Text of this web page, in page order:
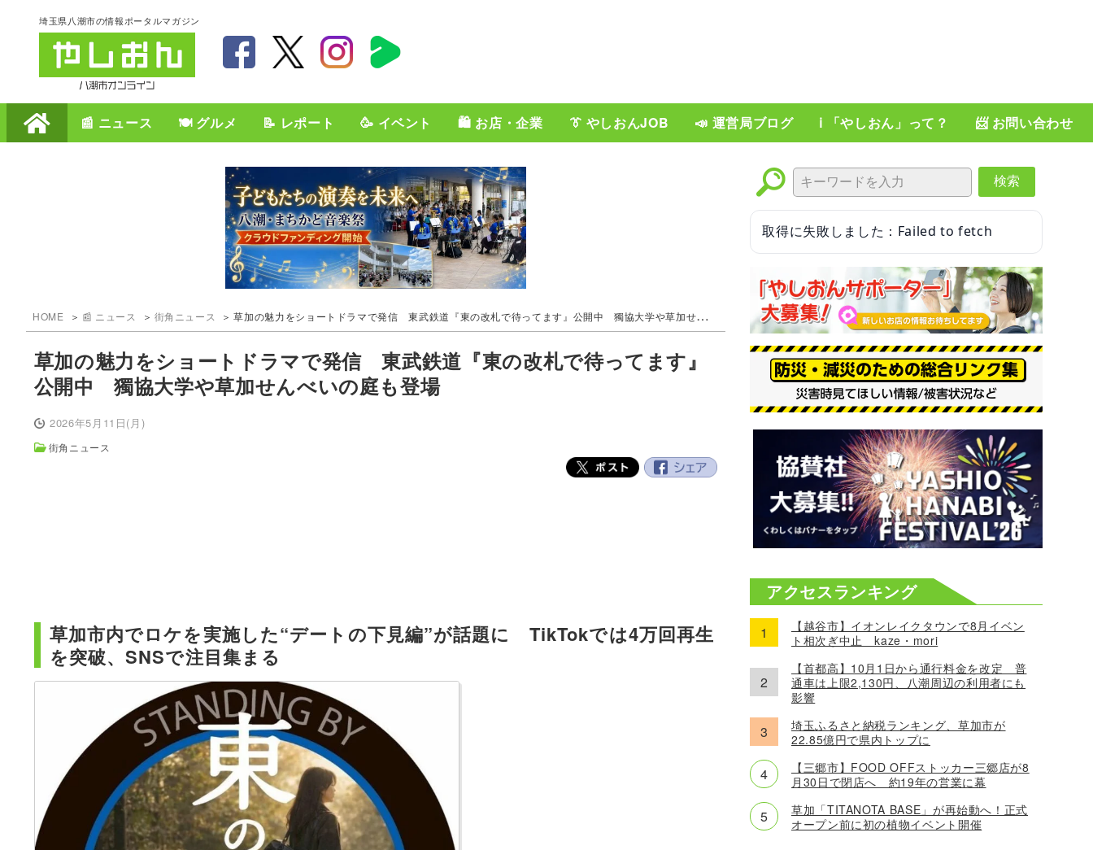
埼玉県八潮市の情報ポータルマガジン
📰 ニュース 🍽️ グルメ 📝 レポート 🥳 イベント 🛍️ お店・企業 👔 やしおんJOB 📣 運営局ブログ ℹ️ 「やしおん」って？ 📨 お問い合わせ
HOME 📰 ニュース 街角ニュース 草加の魅力をショートドラマで発信 東武鉄道『東の改札で待ってます』公開中 獨協大学や草加せんべいの庭も登場
草加の魅力をショートドラマで発信 東武鉄道『東の改札で待ってます』
公開中 獨協大学や草加せんべいの庭も登場
2026年5月11日(月)
街角ニュース
草加市内でロケを実施した“デートの下見編”が話題に TikTokでは4万回再生
を突破、SNSで注目集まる
検索
取得に失敗しました：Failed to fetch
アクセスランキング
【越谷市】イオンレイクタウンで8月イベン
ト相次ぎ中止 kaze・mori
【首都高】10月1日から通行料金を改定 普
通車は上限2,130円、八潮周辺の利用者にも
影響
埼玉ふるさと納税ランキング、草加市が
22.85億円で県内トップに
【三郷市】FOOD OFFストッカー三郷店が8
月30日で閉店へ 約19年の営業に幕
草加「TITANOTA BASE」が再始動へ！正式
オープン前に初の植物イベント開催